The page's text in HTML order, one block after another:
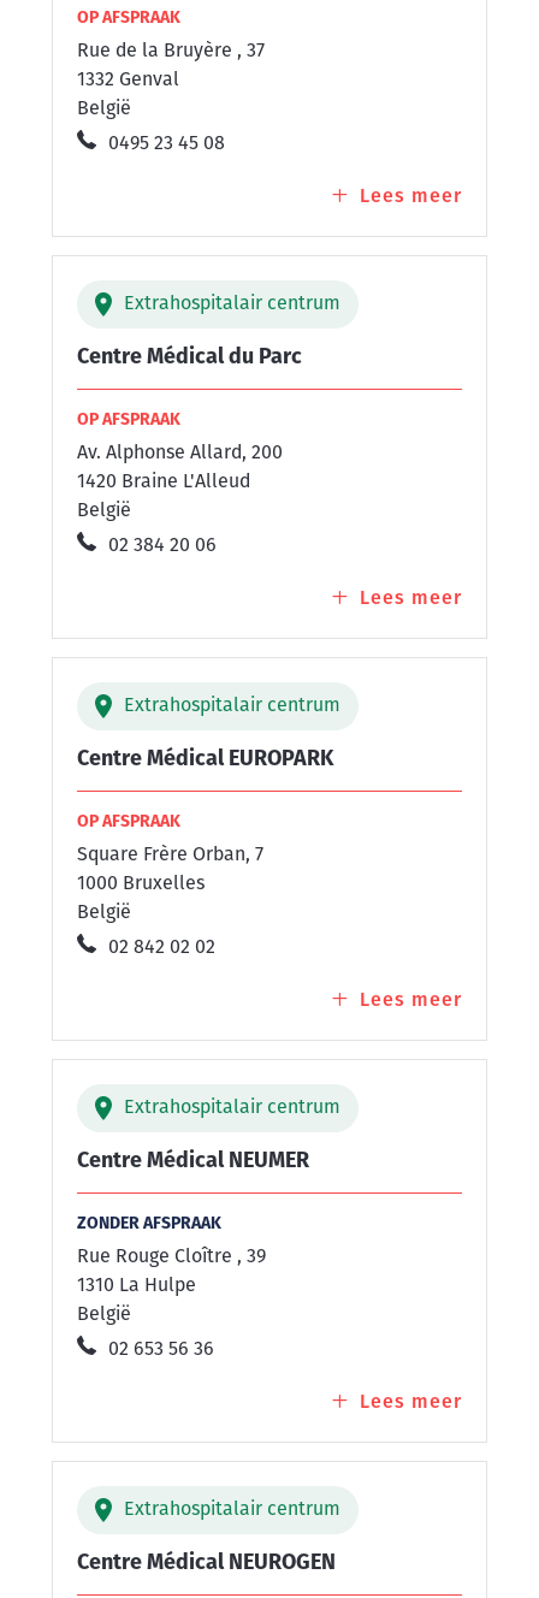
OP AFSPRAAK
Rue de la Bruyère , 37
1332 Genval
België
0495 23 45 08
Lees meer
Médical
Extrahospitalair centrum
Centre Médical du Parc
OP AFSPRAAK
Av. Alphonse Allard, 200
1420 Braine L'Alleud
België
02 384 20 06
Lees meer
Médical
Extrahospitalair centrum
Centre Médical EUROPARK
OP AFSPRAAK
Square Frère Orban, 7
1000 Bruxelles
België
02 842 02 02
Lees meer
Médical
Extrahospitalair centrum
Centre Médical NEUMER
ZONDER AFSPRAAK
Rue Rouge Cloître , 39
1310 La Hulpe
België
02 653 56 36
Lees meer
Médical
Extrahospitalair centrum
Centre Médical NEUROGEN